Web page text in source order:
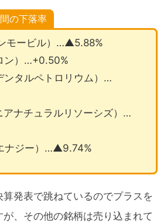
の下落率
モービル）…▲5.88%
ン）…+0.50%
ンタルペトロリウム）…
アナチュラルリソーシズ）…
ナジー）…▲9.74%
算発表で跳ねているのでプラスを
、その他の銘柄は売り込まれて